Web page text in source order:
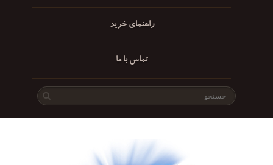
راهنمای خرید
تماس با ما